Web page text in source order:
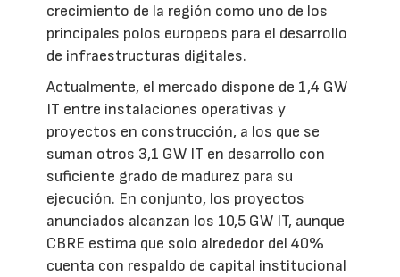
crecimiento de la región como uno de los
principales polos europeos para el desarrollo
de infraestructuras digitales.
Actualmente, el mercado dispone de 1,4 GW
IT entre instalaciones operativas y
proyectos en construcción, a los que se
suman otros 3,1 GW IT en desarrollo con
suficiente grado de madurez para su
ejecución. En conjunto, los proyectos
anunciados alcanzan los 10,5 GW IT, aunque
CBRE estima que solo alrededor del 40%
cuenta con respaldo de capital institucional